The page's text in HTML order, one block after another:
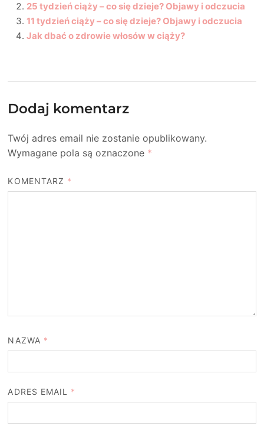
25 tydzień ciąży – co się dzieje? Objawy i odczucia
11 tydzień ciąży – co się dzieje? Objawy i odczucia
Jak dbać o zdrowie włosów w ciąży?
Dodaj komentarz
Twój adres email nie zostanie opublikowany.
Wymagane pola są oznaczone *
KOMENTARZ *
NAZWA *
ADRES EMAIL *